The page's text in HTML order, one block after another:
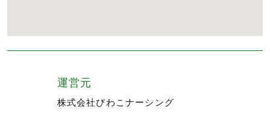
運営元
株式会社びわこナーシング